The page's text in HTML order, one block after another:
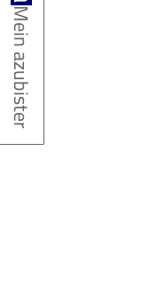
Mein azubister